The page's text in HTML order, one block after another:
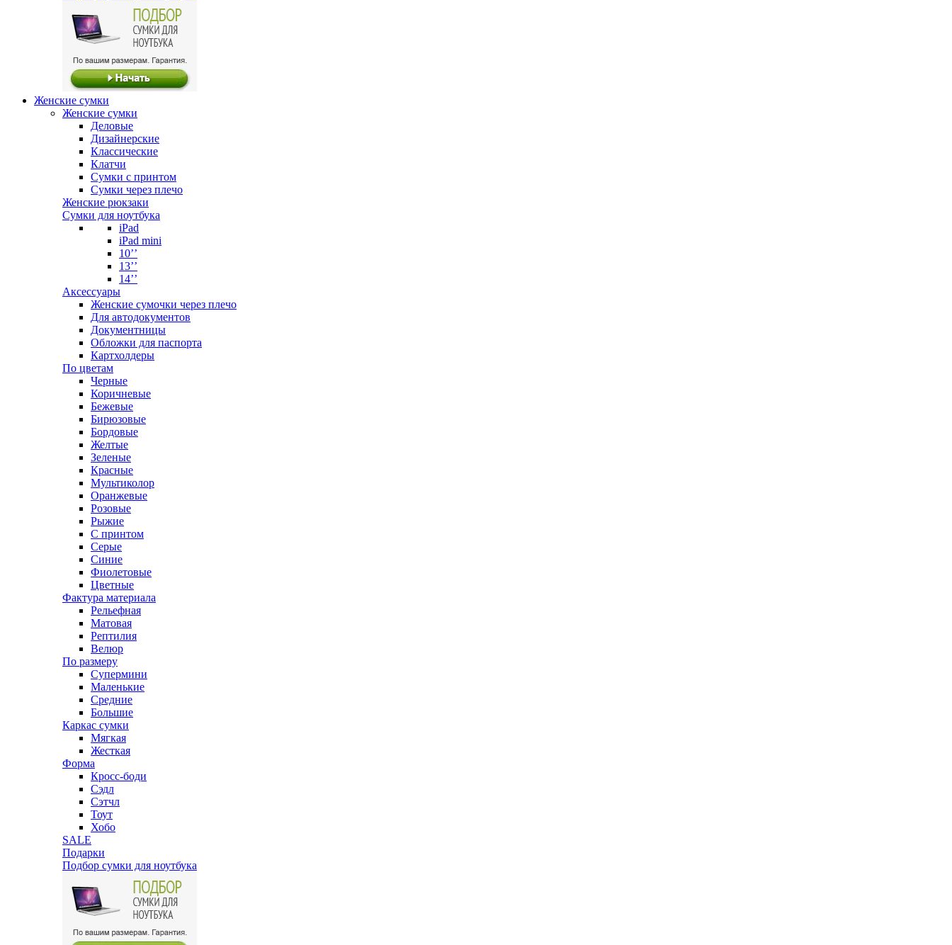
Женские сумки
Женские сумки
Деловые
Дизайнерские
Классические
Клатчи
Сумки с принтом
Сумки через плечо
Женские рюкзаки
Сумки для ноутбука
iPad
iPad mini
10’’
13’’
14’’
Аксессуары
Женские сумочки через плечо
Для автодокументов
Документницы
Обложки для паспорта
Картхолдеры
По цветам
Черные
Коричневые
Бежевые
Бирюзовые
Бордовые
Желтые
Зеленые
Красные
Мультиколор
Оранжевые
Розовые
Рыжие
С принтом
Серые
Синие
Фиолетовые
Цветные
Фактура материала
Рельефная
Матовая
Рептилия
Велюр
По размеру
Супермини
Маленькие
Средние
Большие
Каркас сумки
Мягкая
Жесткая
Форма
Кросс-боди
Сэдл
Сэтчл
Тоут
Хобо
SALE
Подарки
Подбор сумки для ноутбука